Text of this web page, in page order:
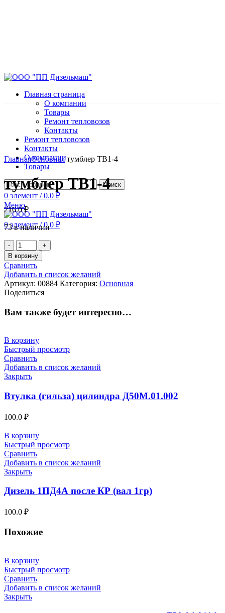
Главная страница
О компании
Товары
Ремонт тепловозов
Контакты
Ремонт тепловозов
Контакты
О компании
Товары
Поиск
0 элемент / 0.0 ₽
Меню
0элемент / 0.0 ₽
Нажмите, чтобы увеличить
ГлавнаяОсновнаятумблер ТВ1-4
тумблер ТВ1-4
216.0₽
73 в наличии
Количество
товара
тумблер
ТВ1-
4
В корзину
Сравнить
Добавить в список желаний
Артикул: 00884 Категория: Основная
Поделиться
Вам также будет интересно…
В корзину
Быстрый просмотр
Сравнить
Добавить в список желаний
Закрыть
Втулка (гильза) цилиндра Д50М.01.002
100.0 ₽
В корзину
Быстрый просмотр
Сравнить
Добавить в список желаний
Закрыть
Дизель 1ПД4А после КР (вал 1гр)
100.0 ₽
Похожие
В корзину
Быстрый просмотр
Сравнить
Добавить в список желаний
Закрыть